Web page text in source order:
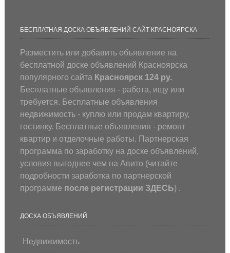
БЕСПЛАТНАЯ ДОСКА ОБЪЯВЛЕНИЙ САЙТ КРАСНОЯРСКА
Разместить или добавить объявление на
бесплатной доске объявлений Красноярска
популярного сайта Красноярск 124 ру.
Бесплатные объявления - работа, ищу или
требуется. Бесплатные объявления
недвижимость - куплю или продам квартиру,
гостинку. Бесплатные объявления - ремонт
квартир и отделочные работы. Партнерская
программа по заработку на доске объявлений,
условия выгоднее чем на Авито (читайте
подробности заработка по партнерской
программе после регистрации ЗДЕСЬ) .
ДОСКА ОБЪЯВЛЕНИЙ
Недвижимость